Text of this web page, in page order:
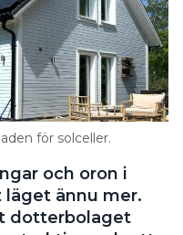
för solceller.
och oron i
läget ännu mer.
dotterbolaget